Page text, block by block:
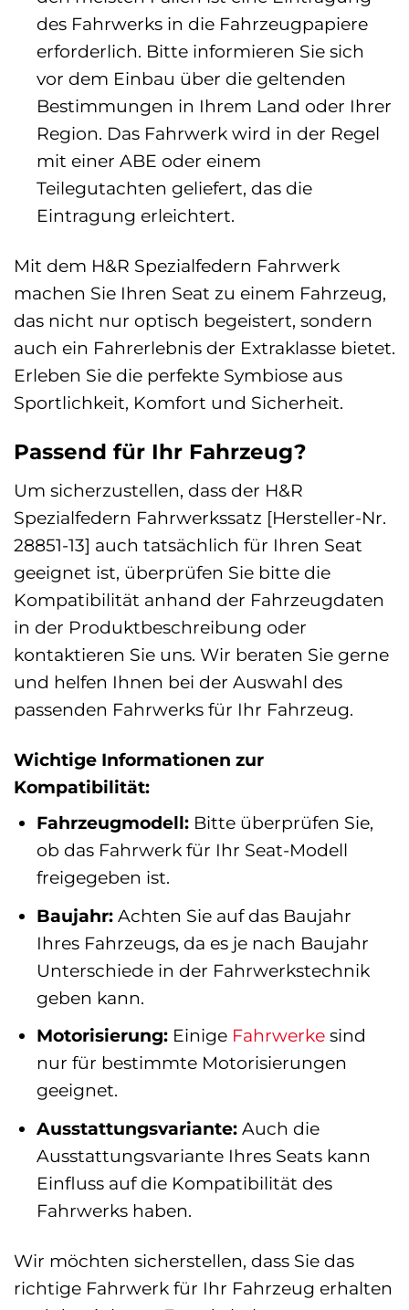
des Fahrwerks in die Fahrzeugpapiere
erforderlich. Bitte informieren Sie sich
vor dem Einbau über die geltenden
Bestimmungen in Ihrem Land oder Ihrer
Region. Das Fahrwerk wird in der Regel
mit einer ABE oder einem
Teilegutachten geliefert, das die
Eintragung erleichtert.
Mit dem H&R Spezialfedern Fahrwerk
machen Sie Ihren Seat zu einem Fahrzeug,
das nicht nur optisch begeistert, sondern
auch ein Fahrerlebnis der Extraklasse bietet.
Erleben Sie die perfekte Symbiose aus
Sportlichkeit, Komfort und Sicherheit.
Passend für Ihr Fahrzeug?
Um sicherzustellen, dass der H&R
Spezialfedern Fahrwerkssatz [Hersteller-Nr.
28851-13] auch tatsächlich für Ihren Seat
geeignet ist, überprüfen Sie bitte die
Kompatibilität anhand der Fahrzeugdaten
in der Produktbeschreibung oder
kontaktieren Sie uns. Wir beraten Sie gerne
und helfen Ihnen bei der Auswahl des
passenden Fahrwerks für Ihr Fahrzeug.
Wichtige Informationen zur
Kompatibilität:
Fahrzeugmodell:Bitte überprüfen Sie,
ob das Fahrwerk für Ihr Seat-Modell
freigegeben ist.
Baujahr:Achten Sie auf das Baujahr
Ihres Fahrzeugs, da es je nach Baujahr
Unterschiede in der Fahrwerkstechnik
geben kann.
Motorisierung:Einige Fahrwerkesind
nur für bestimmte Motorisierungen
geeignet.
Ausstattungsvariante:Auch die
Ausstattungsvariante Ihres Seats kann
Einfluss auf die Kompatibilität des
Fahrwerks haben.
Wir möchten sicherstellen, dass Sie das
richtige Fahrwerk für Ihr Fahrzeug erhalten